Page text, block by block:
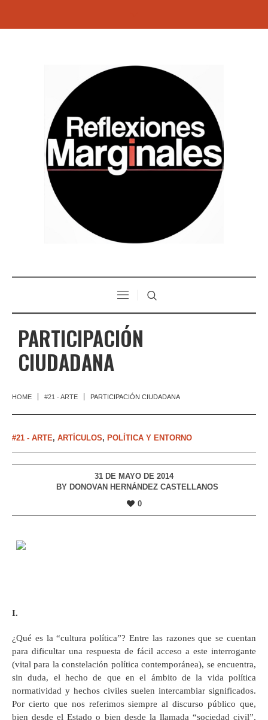
PARTICIPACIÓN
CIUDADANA
HOME #21 - ARTE PARTICIPACIÓN CIUDADANA
#21 - ARTE, ARTÍCULOS, POLÍTICA Y ENTORNO
31 DE MAYO DE 2014
BY DONOVAN HERNÁNDEZ CASTELLANOS
0
I.
¿Qué es la “cultura política”? Entre las razones que se cuentan
para dificultar una respuesta de fácil acceso a este interrogante
(vital para la constelación política contemporánea), se encuentra,
sin duda, el hecho de que en el ámbito de la vida política
normatividad y hechos civiles suelen intercambiar significados.
Por cierto que nos referimos siempre al discurso público que,
bien desde el Estado o bien desde la llamada “sociedad civil”,